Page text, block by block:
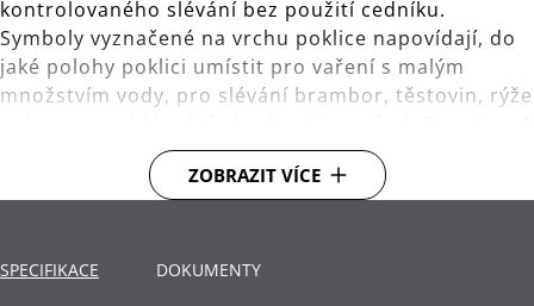
kontrolovaného slévání bez použití cedníku.
Symboly vyznačené na vrchu poklice napovídají, do
jaké polohy poklici umístit pro vaření s malým
množstvím vody, pro slévání brambor, těstovin, rýže
jsou také vybaveny širokými zahnutými okraji pro
snadné vylévání.
ho udrží
ZOBRAZIT VÍCE
SPECIFIKACE DOKUMENTY